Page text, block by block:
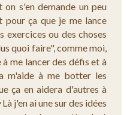
s'en demande un peu
ça que je me lance
exercices ou des choses
quoi faire", comme moi,
me lancer des défis et à
m'aide à me botter les
ça en aidera d'autres à
j'en ai une sur des idées